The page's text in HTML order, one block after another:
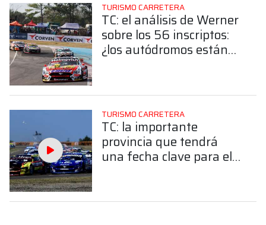
TURISMO CARRETERA
TC: el análisis de Werner
sobre los 56 inscriptos:
¿los autódromos están
TURISMO CARRETERA
TC: la importante
provincia que tendrá
una fecha clave para el